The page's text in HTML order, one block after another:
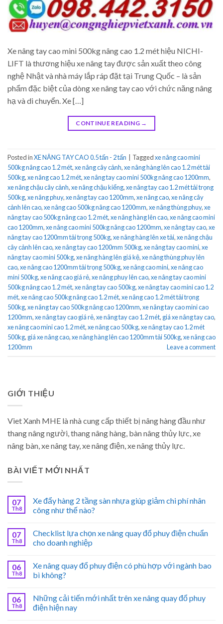
Xe nâng tay cao mini 500kg nâng cao 1.2 mét hiệu NICHI-
LIFT là thương hiệu xe nâng tay được sản xuất theo công
nghệ Nhật và nhà máy lắp ráp đặt tại Trung Quốc – là sản
phẩm đặc biệt của dòng xe nâng tay cao với chức năng nâng
hạ và di chuyển. Xe […]
CONTINUE READING →
Posted inXE NÂNG TAY CAO 0.5 tấn - 2 tấn Taggedxe nâng cao mini
500kg nâng cao 1.2 mét,xe nâng cây cảnh,xe nâng hàng lên cao 1.2 mét tải
500kg,xe nâng cao 1.2 mét,xe nâng tay cao mini 500kg nâng cao 1200mm,
xe nâng chậu cây cảnh,xe nâng chậu kiểng,xe nâng tay cao 1.2 mét tải trọng
500kg,xe nâng phuy,xe nâng tay cao 1200mm,xe nâng cao,xe nâng cây
cảnh lên cao,xe nâng cao 500kg nâng cao 1200mm,xe nâng thùng phuy,xe
nâng tay cao 500kg nâng cao 1.2 mét,xe nâng hàng lên cao,xe nâng cao mini
cao 1200mm,xe nâng cao mini 500kg nâng cao 1200mm,xe nâng tay cao,xe
nâng tay cao 1200mm tải trọng 500kg,xe nâng hàng lên xe tải,xe nâng chậu
cây cảnh lên cao,xe nâng tay cao 1200mm 500kg,xe nâng tay cao mini,xe
nâng tay cao mini 500kg,xe nâng hàng lên giá kệ,xe nâng thùng phuy lên
cao,xe nâng cao 1200mm tải trọng 500kg,xe nâng cao mini,xe nâng cao
mini 500kg,xe nâng cao giá rẻ,xe nâng phuy lên cao,xe nâng tay cao mini
500kg nâng cao 1.2 mét,xe nâng tay cao 500kg,xe nâng tay cao mini cao 1.2
mét,xe nâng cao 500kg nâng cao 1.2 mét,xe nâng cao 1.2 mét tải trọng
500kg,xe nâng tay cao 500kg nâng cao 1200mm,xe nâng tay cao mini cao
1200mm,xe nâng tay cao giá rẻ,xe nâng tay cao 1.2 mét, giá xe nâng tay cao,
xe nâng cao mini cao 1.2 mét,xe nâng cao 500kg,xe nâng tay cao 1.2 mét
500kg, giá xe nâng cao,xe nâng hàng lên cao 1200mm tải 500kg,xe nâng cao
1200mm
Leave a comment
GIỚI THIỆU
Viet Xanh MHE là nhà cung cấp thiết bị nâng hàng đầu như
thang nâng người, thang nâng hàng, bàn nâng thủy lực, xe
nâng bàn, xe nâng tay, xe nâng điện, xe nâng thủy lực.
BÀI VIẾT MỚI NHẤT
07
Th8
Xe đẩy hàng 2 tầng sàn nhựa giúp giảm chi phí nhân
công như thế nào?
07
Th8
Checklist lựa chọn xe nâng quay đổ phuy điện chuẩn
cho doanh nghiệp
06
Th8
Xe nâng quay đổ phuy điện có phù hợp với ngành bao
bì không?
06
Th8
Những cải tiến mới nhất trên xe nâng quay đổ phuy
điện hiện nay